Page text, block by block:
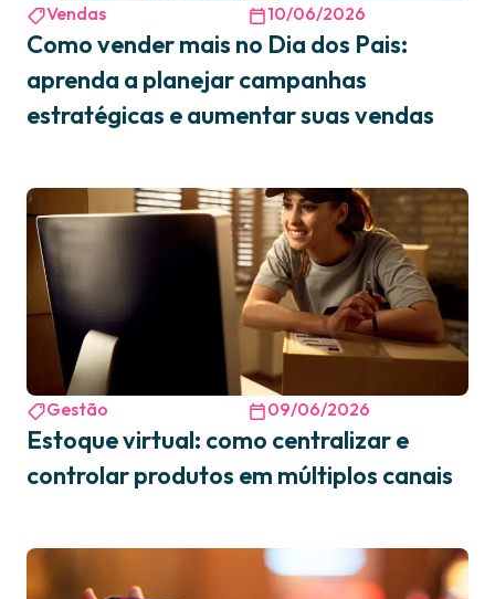
Vendas 10/06/2026
Como vender mais no Dia dos Pais:
aprenda a planejar campanhas
estratégicas e aumentar suas vendas
Gestão 09/06/2026
Estoque virtual: como centralizar e
controlar produtos em múltiplos canais